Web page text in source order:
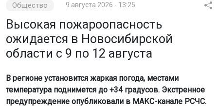
Общество 9 августа 2026 - 13:25
Высокая пожароопасность
ожидается в Новосибирской
области с 9 по 12 августа
В регионе установится жаркая погода, местами
температура поднимется до +34 градусов. Экстренное
предупреждение опубликовали в МАКС-канале РСЧС.